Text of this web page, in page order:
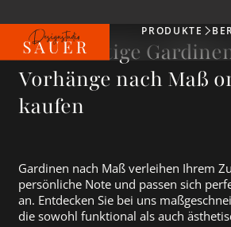
Produkte
PRODUKTE
Hochwertige
Vorhänge nach Maß
kaufen
Gardinen nach Maß verleihen Ihrem
persönliche Note und passen sich
an. Entdecken Sie bei uns
die sowohl funktional als auch